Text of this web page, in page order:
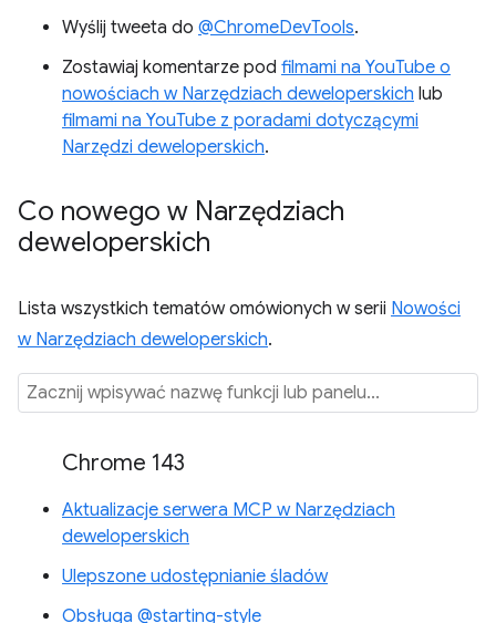
Wyślij tweeta do @ChromeDevTools.
Zostawiaj komentarze pod filmami na YouTube o
nowościach w Narzędziach deweloperskich lub
filmami na YouTube z poradami dotyczącymi
Narzędzi deweloperskich.
Co nowego w Narzędziach
deweloperskich
Lista wszystkich tematów omówionych w serii Nowości
w Narzędziach deweloperskich.
Chrome 143
Aktualizacje serwera MCP w Narzędziach
deweloperskich
Ulepszone udostępnianie śladów
Obsługa @starting-style